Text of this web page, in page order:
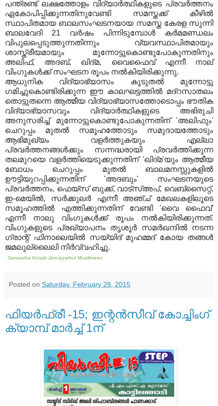
പന്ത്രണ്ട് ലക്ഷത്തോളം വിദ്യാര്‍ത്ഥികളുടെ പ്രവര്‍ത്തനം
ഏകോപിപ്പിക്കുന്നതിനുവേണ്ടി സമസ്തക്ക് കീഴില്‍
സ്ഥാപിതമായ ബാലസംഘടനയായ സമസ്ത കേരള സുന്നി
ബാലവേദി 21 വര്‍ഷം പിന്നിടുമ്പോള്‍ കര്‍മമണ്ഡലം
വിപുലപ്പെടുത്തുന്നതിന്നും വ്യവസ്ഥാപിതമായും
ശാസ്ത്രീയമായും മുന്നോട്ടുകൊണ്ടുപോകുന്നതിനും
അലിഫ്, അദബ്, ഖിദ്മ, വൈഫൈവ് എന്നീ നാല്
വിംഗുകള്‍ക്ക് സംഘടന രൂപം നല്‍കിയിരിക്കുന്നു.
ആധുനിക വിദ്യാഭ്യാസം കൂടുതല്‍ മുന്നോട്ടു
ഗമിച്ചുകൊണ്ടിരിക്കുന്ന ഈ കാലഘട്ടത്തില്‍ മദ്‌റസാതലം
തൊട്ടുതന്നെ ആത്മീയ വിദ്യാഭ്യാസത്തോടൊപ്പം ഭൗതിക
വിദ്യാഭ്യാസവും വിദ്യാര്‍ത്ഥികളുടെ അഭിരുചി
അനുസരിച്ച് മുന്നോട്ടുകൊണ്ടുപോകുന്നതിന് 'അലിഫും'
ചെറുപ്പം മുതല്‍ സമൂഹത്തോടും സമുദായത്തോടും
ആഭിമുഖ്യം വളര്‍ത്തുകയും എല്ലാ
പ്രവര്‍ത്തനങ്ങള്‍ക്കും സന്നദ്ധരായി പ്രവര്‍ത്തിക്കുന്ന
തലമുറയെ വളര്‍ത്തിയെടുക്കുന്നതിന് 'ഖിദ്മ'യും ആത്മീയ
ബോധം ചെറുപ്പം മുതല്‍ ബാലമനസ്സുകളില്‍
ഊട്ടിയുറപ്പിക്കുന്നതിന് 'അദബും' സംഘടനയുടെ
പ്രവര്‍ത്തനം, ഫെയ്‌സ് ബുക്ക്, വാട്‌സ്അപ്, വെബ്‌സൈറ്റ്,
ഇ-മെയില്‍, സര്‍ക്കുലര്‍ എന്നീ അഞ്ച് മേഖലകളിലൂടെ
സമൂഹത്തില്‍ എത്തിക്കുന്നതിന് വേണ്ടി 'വൈ ഫൈവ്'
എന്നീ നാലു വിംഗുകള്‍ക്ക് രൂപം നല്‍കിയിരിക്കുന്നത്.
വിംഗുകളുടെ പ്രഖ്യാപനം തൃശൂര്‍ സമര്‍ഖന്ദില്‍ നടന്ന
ഗ്രാന്റ് ഫിനാലെയില്‍ സയ്യിദ് മുഹമ്മദ് കോയ തങ്ങള്‍
ജമലുല്ലൈലി നിര്‍വ്വഹിച്ചു.
- Samastha Kerala Jam-iyyathul Muallimeen
Posted on Saturday, February 28, 2015
ഫിയര്‍ഫ്രീ -15; ഇന്റന്‍സീവ് കോച്ചിംഗ്
ക്യാമ്പ് മാര്‍ച്ച് 1ന്